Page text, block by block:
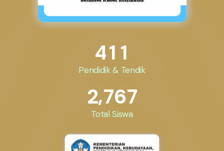
41 1
Pendidik & Tendik
2,767
Total Siswa